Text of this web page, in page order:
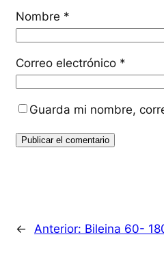
Nombre *
Correo electrónico *
Guarda mi nombre,
← Anterior: Bileina 60-